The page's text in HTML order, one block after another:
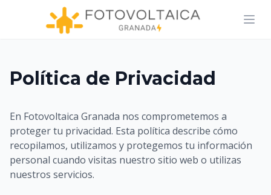
Política de Privacidad
En Fotovoltaica Granada nos comprometemos a
proteger tu privacidad. Esta política describe cómo
recopilamos, utilizamos y protegemos tu información
personal cuando visitas nuestro sitio web o utilizas
nuestros servicios.